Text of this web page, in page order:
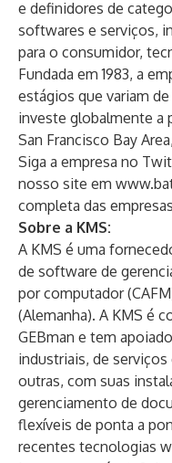
e definidores de
softwares e serviços,
para o consumidor,
Fundada em 1983, a
estágios que variam de
investe globalmente a
San Francisco Bay
Siga a empresa no
nosso site em
completa das
Sobre a KMS:
A KMS é uma
de software de
por computador
(Alemanha). A KMS é
GEBman e tem
industriais, de
outras, com suas
gerenciamento de
flexíveis de ponta a
recentes tecnologias